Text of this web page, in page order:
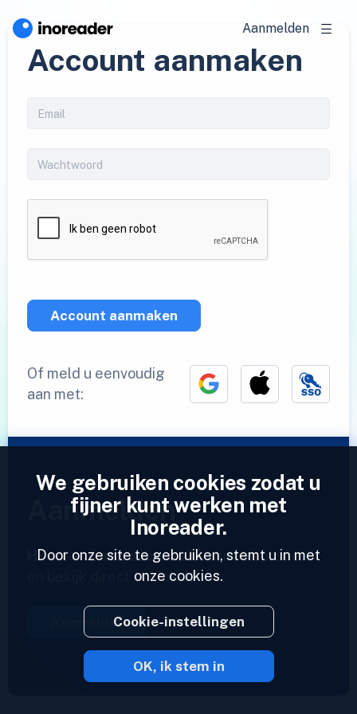
Aanmelden
Account aanmaken
Account aanmaken
Of meld u eenvoudig
aan met:
Aanmelden
Heeft u al een account?Voer een profiel in
en bekijk direct uw feeds.
Aanmelden
2023 © Inoreader
We gebruiken cookies zodat u
fijner kunt werken met
Inoreader.
Door onze site te gebruiken, stemt u in met
onze cookies.
Cookie-instellingen
OK, ik stem in